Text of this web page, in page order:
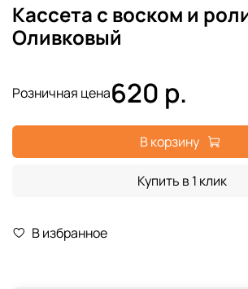
Кассета с воском и
Оливковый
В избранное
Розничная цена620 р.
В корзину
Купить в 1 клик